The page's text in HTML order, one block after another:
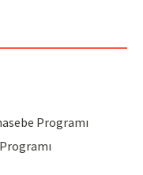
Programı